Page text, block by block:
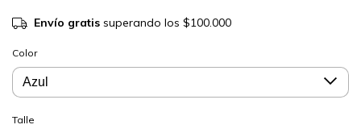
Envío gratis superando los $100.000
Color
Talle